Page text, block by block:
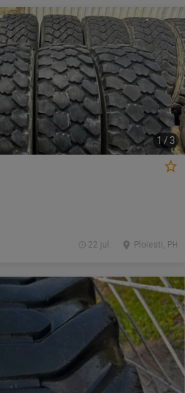
1 / 3
Ploiesti, PH
22 jul.